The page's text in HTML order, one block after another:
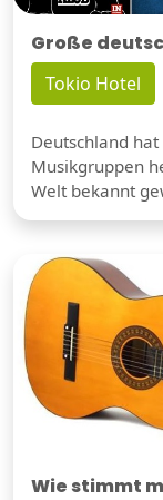
Große
Tokio Hotel
Deutschland
Musikgruppen
Welt bekannt
Wie stimmt